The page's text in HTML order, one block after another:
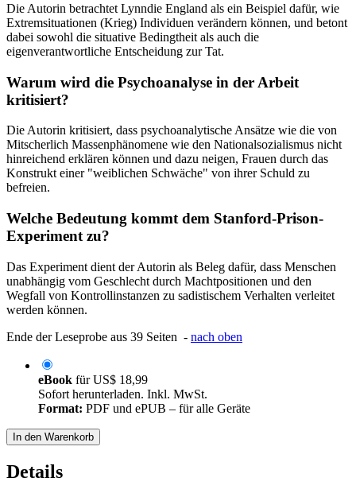
Die Autorin betrachtet Lynndie England als ein Beispiel dafür, wie
Extremsituationen (Krieg) Individuen verändern können, und betont
dabei sowohl die situative Bedingtheit als auch die
eigenverantwortliche Entscheidung zur Tat.
Warum wird die Psychoanalyse in der Arbeit
kritisiert?
Die Autorin kritisiert, dass psychoanalytische Ansätze wie die von
Mitscherlich Massenphänomene wie den Nationalsozialismus nicht
hinreichend erklären können und dazu neigen, Frauen durch das
Konstrukt einer "weiblichen Schwäche" von ihrer Schuld zu
befreien.
Welche Bedeutung kommt dem Stanford-Prison-
Experiment zu?
Das Experiment dient der Autorin als Beleg dafür, dass Menschen
unabhängig vom Geschlecht durch Machtpositionen und den
Wegfall von Kontrollinstanzen zu sadistischem Verhalten verleitet
werden können.
Ende der Leseprobe aus 39 Seiten - nach oben
eBook fürUS$ 18,99
Sofort herunterladen. Inkl. MwSt.
Format: PDF und ePUB – für alle Geräte
In den Warenkorb
Details